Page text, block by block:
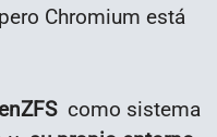
Chromium está
como sistema